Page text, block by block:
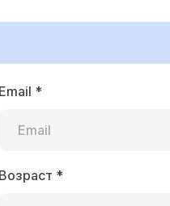
приема
волосяного покрова) два
Email *
Возраст *